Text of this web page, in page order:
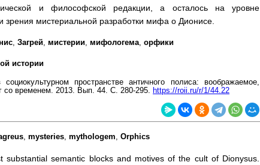
и философской редакции, а осталось на уровне
зрения мистериальной разработки мифа о Дионисе.
, Загрей, мистерии, мифологема, орфики
истории
пространстве античного полиса: воображаемое,
со временем. 2013. Вып. 44. С. 280-295. https://roii.ru/r/1/44.22
, mysteries, mythologem, Orphics
substantial semantic blocks and motives of the cult of Dionysus.